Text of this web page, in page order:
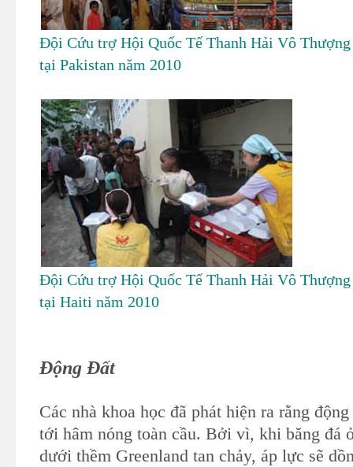
Đội Cứu trợ Hội Quốc Tế Thanh Hải Vô Thượng
tại Pakistan năm 2010
Đội Cứu trợ Hội Quốc Tế Thanh Hải Vô Thượng
tại Haiti năm 2010
Động Đất
Các nhà khoa học đã phát hiện ra rằng
tới hâm nóng toàn cầu. Bởi vì, khi băng đá
dưới thềm Greenland tan chảy, áp lực sẽ